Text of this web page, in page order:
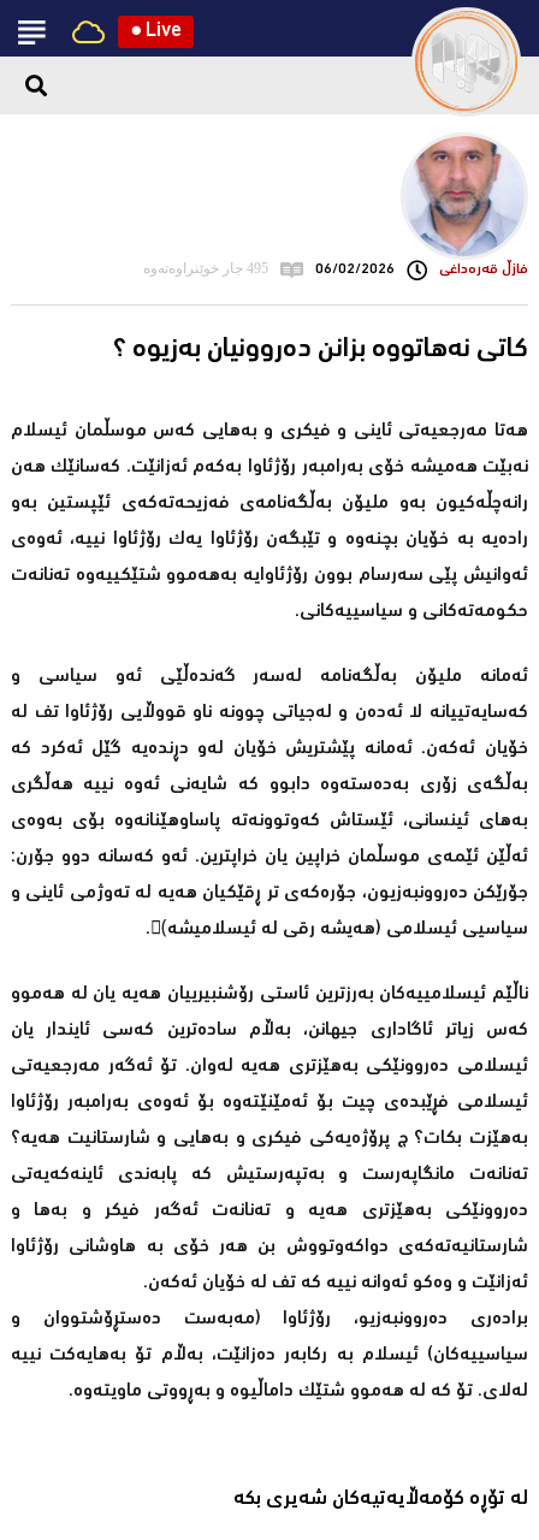
● Live
فازڵ قه‌ره‌داغی 06/02/2026 495 جار خوێنراوەتەوە
كاتی نه‌هاتووه‌ بزانن ده‌روونیان به‌زیوه‌ ؟
هه‌تا مه‌رجعیه‌تی ئاینی و فیكری و به‌هایی كه‌س موسڵمان ئیسلام
نه‌بێت هه‌میشه‌ خۆی به‌رامبه‌ر رۆژئاوا به‌كه‌م ئه‌زانێت. كه‌سانێك هه‌ن
رانه‌چڵه‌كیون به‌و ملیۆن به‌ڵگه‌نامه‌ی فه‌زیحه‌ته‌كه‌ی ئێپستین به‌و
راده‌یه‌ به‌ خۆیان بچنه‌وه‌ و تێبگه‌ن رۆژئاوا یه‌ك رۆژئاوا نییه‌، ئه‌وه‌ی
ئه‌وانیش پێی سه‌رسام بوون رۆژئاوایه‌ به‌هه‌موو شتێكییه‌وه‌ ته‌نانه‌ت
حكومه‌ته‌كانی و سیاسییه‌كانی.
ئه‌مانه‌ ملیۆن به‌ڵگه‌نامه‌ له‌سه‌ر گه‌نده‌ڵێی ئه‌و سیاسی و
كه‌سایه‌تییانه‌ لا ئه‌ده‌ن و له‌جیاتی چوونه‌ ناو قووڵایی رۆژئاوا تف له‌
خۆیان ئه‌كه‌ن. ئه‌مانه‌ پێشتریش خۆیان له‌و دڕنده‌یه‌ گێل ئه‌كرد كه‌
به‌ڵگه‌ی زۆری به‌ده‌سته‌وه‌ دابوو كه‌ شایه‌نی ئه‌وه‌ نییه‌ هه‌ڵگری
به‌های ئینسانی، ئێستاش كه‌وتوونه‌ته‌ پاساوهێنانه‌وه‌ بۆی به‌وه‌ی
ئه‌ڵێن ئێمه‌ی موسڵمان خراپین یان خراپترین. ئه‌و كه‌سانه‌ دوو جۆرن:
جۆرێكن ده‌روونبه‌زیون، جۆره‌كه‌ی تر ڕقێكیان هه‌یه‌ له‌ ته‌وژمی ئاینی و
سیاسیی ئیسلامی (هه‌یشه‌ رقی له‌ ئیسلامیشه‌)ِ.
ناڵێم ئیسلامییه‌كان به‌رزترین ئاستی رۆشنبیرییان هه‌یه‌ یان له‌ هه‌موو
كه‌س زیاتر ئاگاداری جیهانن، به‌ڵام ساده‌ترین كه‌سی ئایندار یان
ئیسلامی ده‌روونێكی به‌هێزتری هه‌یه‌ له‌وان. تۆ ئه‌گه‌ر مه‌رجعیه‌تی
ئیسلامی فڕێبده‌ی چیت بۆ ئه‌مێنێته‌وه‌ بۆ ئه‌وه‌ی به‌رامبه‌ر رۆژئاوا
به‌هێزت بكات؟ چ پرۆژه‌یه‌كی فیكری و به‌هایی و شارستانیت هه‌یه‌؟
ته‌نانه‌ت مانگاپه‌رست و به‌تپه‌رستیش كه‌ پابه‌ندی ئاینه‌كه‌یه‌تی
ده‌روونێكی به‌هێزتری هه‌یه‌ و ته‌نانه‌ت ئه‌گه‌ر فیكر و به‌ها و
شارستانیه‌ته‌كه‌ی دواكه‌وتووش بن هه‌ر خۆی به‌ هاوشانی رۆژئاوا
ئه‌زانێت و وه‌كو ئه‌وانه‌ نییه‌ كه‌ تف له‌ خۆیان ئه‌كه‌ن.
براده‌ری ده‌روونبه‌زیو، رۆژئاوا (مه‌به‌ست ده‌ستڕۆشتووان و
سیاسییه‌كان) ئیسلام به‌ ركابه‌ر ده‌زانێت، به‌ڵام تۆ به‌هایه‌كت نییه‌
له‌لای. تۆ كه‌ له‌ هه‌موو شتێك داماڵیوه‌ و به‌ڕووتی ماویته‌وه‌.
لە تۆڕە کۆمەڵایەتیەکان شەیری بکە